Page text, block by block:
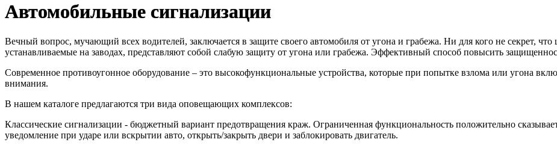
Автомобильные сигнализации
Вечный вопрос, мучающий всех водителей, заключается в защите своего автомобиля от угона и грабежа. Ни для кого не секрет,
устанавливаемые на заводах, представляют собой слабую защиту от угона или грабежа. Эффективный способ повысить
Современное противоугонное оборудование – это высокофункциональные устройства, которые при попытке взлома или угона
внимания.
В нашем каталоге предлагаются три вида оповещающих комплексов:
Классические сигнализации - бюджетный вариант предотвращения краж. Ограниченная функциональность положительно
уведомление при ударе или вскрытии авто, открыть/закрыть двери и заблокировать двигатель.